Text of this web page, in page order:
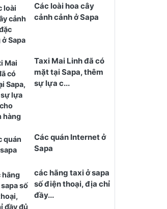
Các loài hoa cây
cảnh cảnh ở Sapa
Taxi Mai Linh đã có
mặt tại Sapa, thêm
sự lựa c...
Các quán Internet ở
Sapa
các hãng taxi ở sapa
số điện thoại, địa chỉ
đầy...